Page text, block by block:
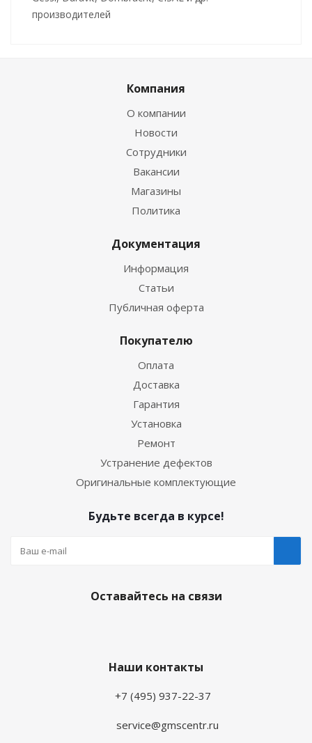
производителей
Компания
О компании
Новости
Сотрудники
Вакансии
Магазины
Политика
Документация
Информация
Статьи
Публичная оферта
Покупателю
Оплата
Доставка
Гарантия
Установка
Ремонт
Устранение дефектов
Оригинальные комплектующие
Будьте всегда в курсе!
Оставайтесь на связи
Наши контакты
+7 (495) 937-22-37
service@gmscentr.ru